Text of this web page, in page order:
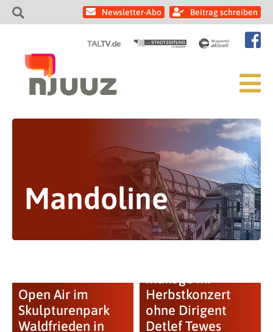
Newsletter-Abo Beitrag schreiben
Mandoline
Open Air im
Skulpturenpark
Waldfrieden in
Herbstkonzert
ohne Dirigent
Detlef Tewes